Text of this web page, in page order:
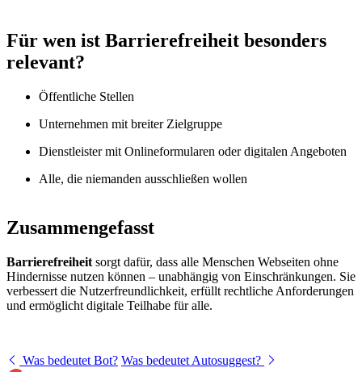
Für wen ist Barrierefreiheit besonders
relevant?
Öffentliche Stellen
Unternehmen mit breiter Zielgruppe
Dienstleister mit Onlineformularen oder digitalen Angeboten
Alle, die niemanden ausschließen wollen
Zusammengefasst
Barrierefreiheit sorgt dafür, dass alle Menschen Webseiten ohne
Hindernisse nutzen können – unabhängig von Einschränkungen. Sie
verbessert die Nutzerfreundlichkeit, erfüllt rechtliche Anforderungen
und ermöglicht digitale Teilhabe für alle.
Was bedeutet Bot? Was bedeutet Autosuggest?